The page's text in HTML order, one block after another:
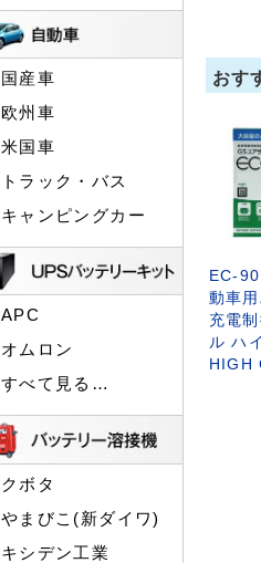
おす
EC-
動車
充電
ル ハ
HIGH
国産車
欧州車
米国車
トラック・バス
キャンピングカー
APC
オムロン
すべて見る…
クボタ
やまびこ(新ダイワ)
キシデン工業